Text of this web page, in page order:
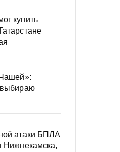
купить
выбираю
атаки БПЛА
Нижнекамска,